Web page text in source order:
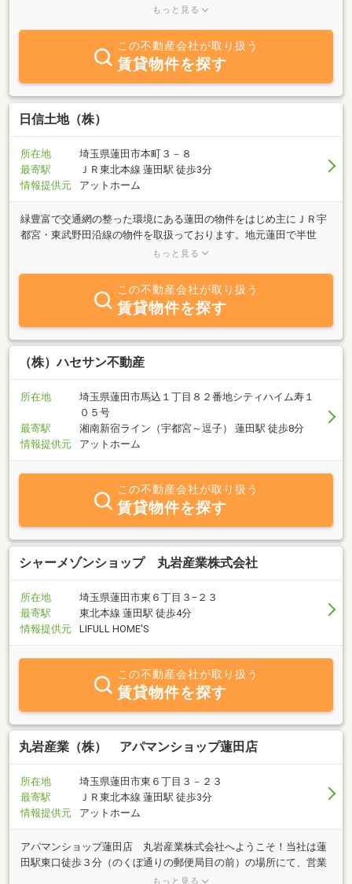
い！ ご紹介する物件は全て自社管理なので物件を熟知したスタッ
ります。★おすすめポイント２！「連帯保証人不要システム」
「連帯保証人不要システム」の採用で契約の際の連帯保証人はご不
要。 家賃のお支払いも自動引き落しなので、 振込む手間や振込
み手数料がかかりません。★おすすめポイント３！「防犯対策カー
ドキー」 合い鍵できない！簡単に壊せない！ ピッキング被害な
どを防ぐ「カードキーシステム」が多くの物件で利用可能★おすす
の割引特典、お友達への賃貸物件のご紹介特典など★物件のご見学
やご質問などお気軽にお問合せください。
もっと見る
この不動産会社が取り扱う
賃貸物件を探す
日信土地（株）
所在地
埼玉県蓮田市本町３－８
最寄駅
ＪＲ東北本線 蓮田駅 徒歩3分
情報提供元
アットホーム
緑豊富で交通網の整った環境にある蓮田の物件をはじめ主にＪＲ宇
都宮・東武野田沿線の物件を取扱っております。地元蓮田で半世
紀。社名由来の『日に日に信用を重ねる』をモットーに、信用第一
す。古き良き伝統をかたくなに守りつつも時代の方向に敏感に反応
し、新たなことに挑戦するという精神も、もう１つのモットーとし
ております。蓮田駅のホームから見える日信土地、皆様の住まいの
良きパートナーとしてご活用下さい。お近くにお越しの際は、お気
軽にお立寄り下さい。ご連絡をお待ちしております。営業時間
10:00～17:00定休日 水曜日・木曜日・祝日
もっと見る
この不動産会社が取り扱う
賃貸物件を探す
（株）ハセサン不動産
所在地
埼玉県蓮田市馬込１丁目８２番地シティハイム寿１
０５号
最寄駅
湘南新宿ライン（宇都宮～逗子） 蓮田駅 徒歩8分
情報提供元
アットホーム
この不動産会社が取り扱う
賃貸物件を探す
シャーメゾンショップ 丸岩産業株式会社
所在地
埼玉県蓮田市東６丁目３−２３
最寄駅
東北本線 蓮田駅 徒歩4分
情報提供元
LIFULL HOME'S
この不動産会社が取り扱う
賃貸物件を探す
丸岩産業（株） アパマンショップ蓮田店
所在地
埼玉県蓮田市東６丁目３－２３
最寄駅
ＪＲ東北本線 蓮田駅 徒歩3分
情報提供元
アットホーム
アパマンショップ蓮田店 丸岩産業株式会社へようこそ！当社は蓮
田駅東口徒歩３分（のくぼ通りの郵便局目の前）の場所にて、営業
しております。大手ハウスメーカー施工の新築物件や人気の物件を
もっと見る